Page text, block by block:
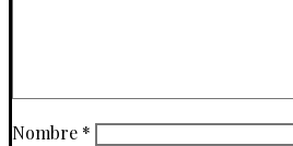
Nombre *